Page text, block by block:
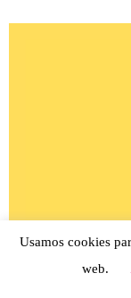
El verano
Usamos cookies
web.